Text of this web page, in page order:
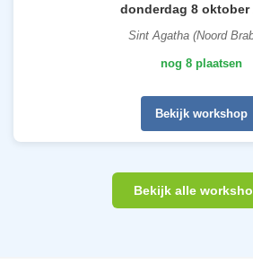
donderdag 8 oktober
Sint Agatha (Noord
nog 8 plaatsen
Bekijk workshop
Bekijk alle